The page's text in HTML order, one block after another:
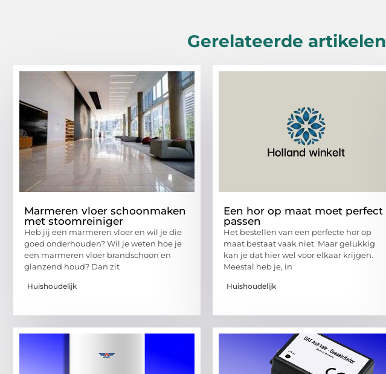
Gerelateerde artikelen
Marmeren vloer schoonmaken
met stoomreiniger
Heb jij een marmeren vloer en wil je die
goed onderhouden? Wil je weten hoe je
een marmeren vloer brandschoon en
glanzend houd? Dan zit
Huishoudelijk
Een hor op maat moet perfect
passen
Het bestellen van een perfecte hor op
maat bestaat vaak niet. Maar gelukkig
kan je dat hier wel voor elkaar krijgen.
Meestal heb je, in
Huishoudelijk